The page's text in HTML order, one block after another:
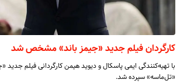
کارگردان فیلم جدید «جیمز باند» مشخص شد
با تهیه‌کنندگی ایمی پاسکال و دیوید هیمن کارگردانی فیلم جدید
«تل‌ماسه» سپرده شد.